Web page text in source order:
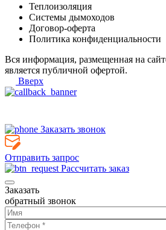
Теплоизоляция
Системы дымоходов
Договор-оферта
Политика конфиденциальности
Вся информация, размещенная на
является публичной офертой.
Вверх
Заказать звонок
Отправить запрос
Рассчитать заказ
Заказать
обратный звонок